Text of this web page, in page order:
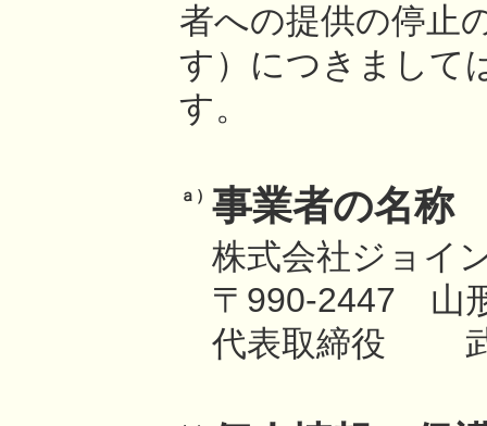
者への提供の停止
す）につきまして
す。
ａ） 事業者の名称
株式会社ジョイ
〒990-2447 山
代表取締役